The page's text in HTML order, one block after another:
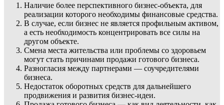
Наличие более перспективного бизнес-объекта, для
реализации которого необходимы финансовые средства.
В случае, если бизнес не является профильным активом,
а есть необходимость концентрировать все силы на
другом объекте.
Смена места жительства или проблемы со здоровьем
могут стать причинами продажи готового бизнеса.
Разногласия между партнерами — соучредителями
бизнеса.
Недостаток оборотных средств для дальнейшего
продвижения и развития бизнес-идеи.